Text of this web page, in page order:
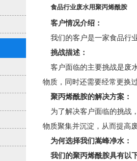
食品行业废水用聚丙烯酰胺
客户情况介绍：
我们的客户是一家食品行
挑战描述：
客户面临的主要挑战是废
物质，同时还需要经常更换过
聚丙烯酰胺的解决方案：
为了解决客户面临的挑战
物质聚集并沉淀，从而提高
为何选择我们嵩峰净水 ：
我们的聚丙烯酰胺具有以